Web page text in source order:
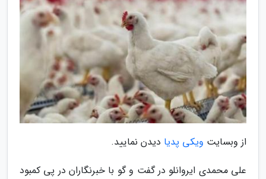
از وبسایت ویکی پدیا دیدن نمایید.
علی محمدی ایروانلو در گفت و گو با خبرنگاران در پی کمبود